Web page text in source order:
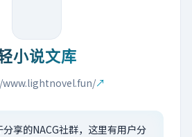
小说文库
↗
享的NACG社群，这里有用户分